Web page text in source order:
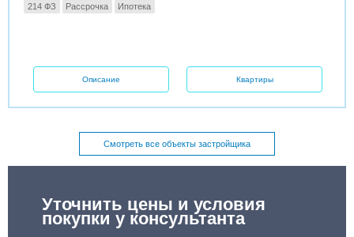
214 ФЗ
Рассрочка Ипотека
Описание Квартиры
Смотреть все объекты застройщика
Уточнить цены и условия
покупки у консультанта